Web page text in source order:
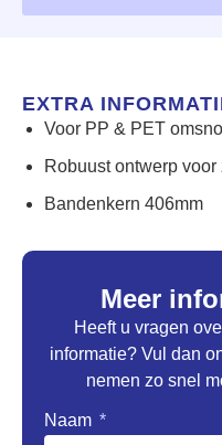
Meer
Heeft u vragen
informatie? Vul dan
nemen zo snel
Naam
EXTRA
Voor PP & PET
Robuust ontwerp
Bandenkern 406mm